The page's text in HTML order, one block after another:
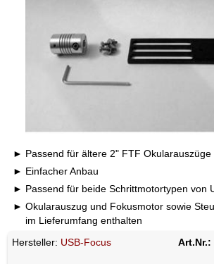
Passend für ältere 2" FTF Okularauszüge
Einfacher Anbau
Passend für beide Schrittmotortypen von
Okularauszug und Fokusmotor sowie
im Lieferumfang enthalten
Hersteller: USB-Focus Art.Nr.: